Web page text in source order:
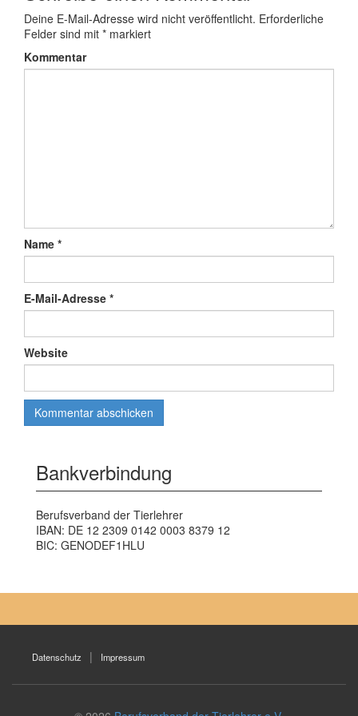
Deine E-Mail-Adresse wird nicht veröffentlicht. Erforderliche
Felder sind mit * markiert
Kommentar
Name *
E-Mail-Adresse *
Website
Bankverbindung
Berufsverband der Tierlehrer
IBAN: DE 12 2309 0142 0003 8379 12
BIC: GENODEF1HLU
Datenschutz Impressum